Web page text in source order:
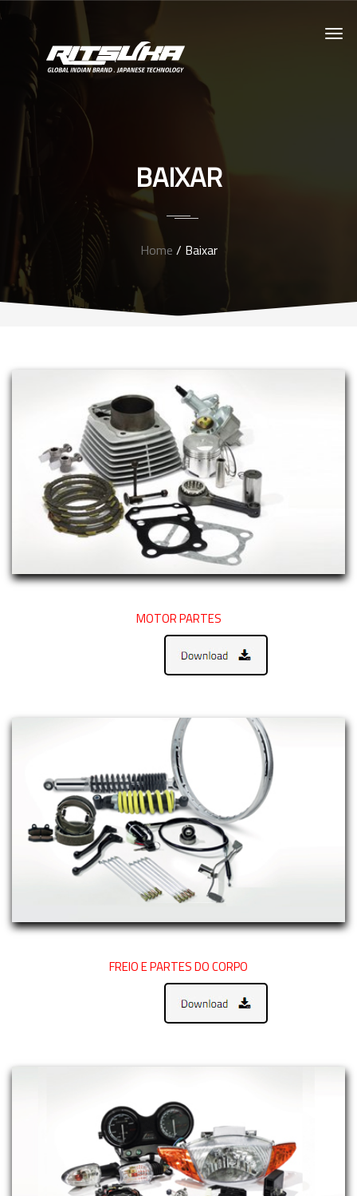
BAIXAR
Home / Baixar
MOTOR PARTES
FREIO E PARTES DO CORPO